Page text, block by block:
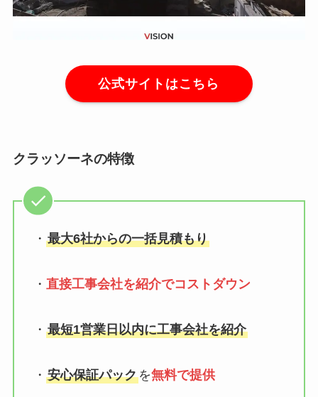
公式サイトはこちら
クラッソーネの特徴
・ 最大6社からの一括見積もり
・ 直接工事会社を紹介でコストダウン
・ 最短1営業日以内に工事会社を紹介
・ 安心保証パックを無料で提供